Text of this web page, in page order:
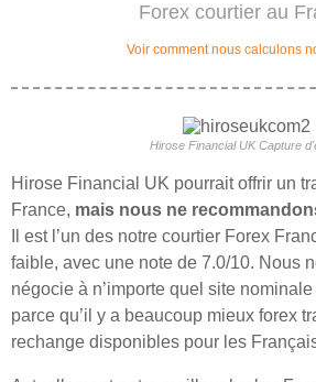
Forex courtier au
Voir comment nous calculons
Hirose Financial UK Capture
Hirose Financial UK pourrait offrir un
France, mais nous ne
Il est l’un des notre courtier Forex
faible, avec une note de 7.0/10. Nous
négocie à n’importe quel site
parce qu’il y a beaucoup mieux forex
rechange disponibles pour les